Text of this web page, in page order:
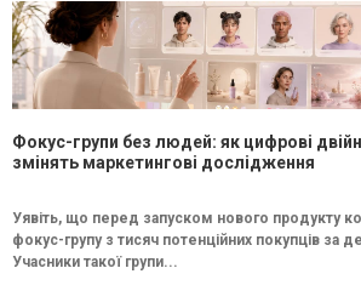
Фокус-групи без людей: як цифрові
змінять маркетингові дослідження
Уявіть, що перед запуском нового продукту
фокус-групу з тисяч потенційних покупців за
Учасники такої групи...